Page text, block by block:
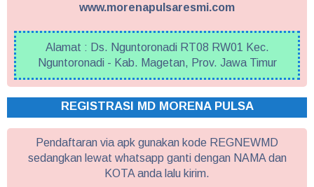
www.morenapulsaresmi.com
Alamat : Ds. Nguntoronadi RT08 RW01 Kec.
Nguntoronadi - Kab. Magetan, Prov. Jawa Timur
REGISTRASI MD MORENA PULSA
Pendaftaran via apk gunakan kode REGNEWMD
sedangkan lewat whatsapp ganti dengan NAMA dan
KOTA anda lalu kirim.